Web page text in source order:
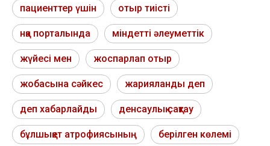
пациенттер үшін отыр тиісті
нқа порталында міндетті әлеуметтік
жүйесі мен жоспарлап отыр
жобасына сәйкес жарияланды деп
деп хабарлайды денсаулық сақтау
бұлшықет атрофиясының берілген көлемі